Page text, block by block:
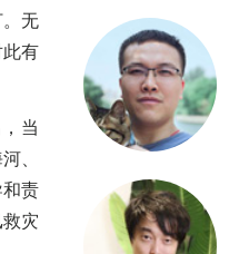
无
有
当
、
责
灾